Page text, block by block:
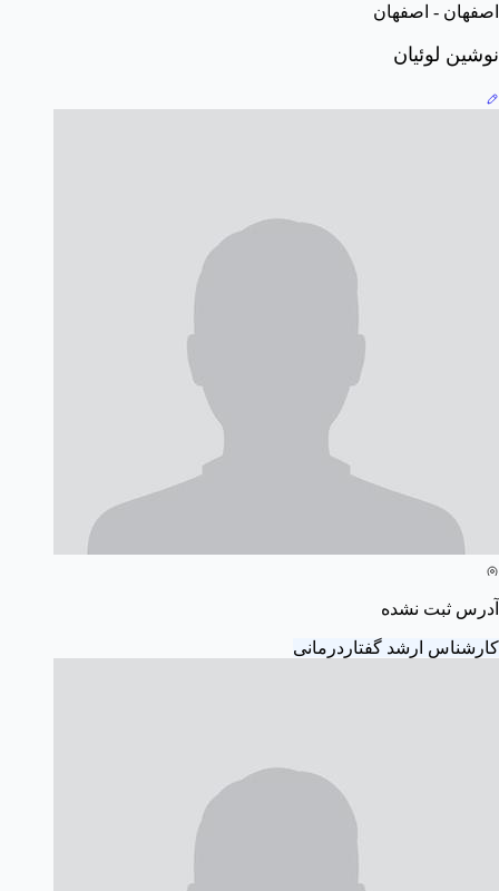
اصفهان - اصفهان
نوشین لوئیان
آدرس ثبت نشده
کارشناس ارشد گفتاردرمانی